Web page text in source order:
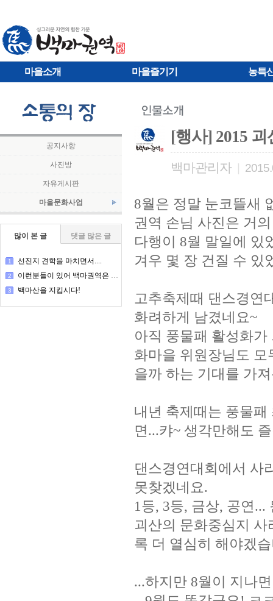
마을소개 마을즐기기 농특
공지사항
사진방
자유게시판
마을문화사업
많이 본 글 댓글 많은 글
1 선진지 견학을 마치면서....
2 이런분들이 있어 백마권역은 돌아간다
3 백마산을 지킵시다!
[행사] 2015
백마관리자
8월은 정말 눈코뜰새
권역 손님 사진은 거
다행이 8월 말일에 있
겨우 몇 장 건질 수 있
고추축제때 댄스경연
화려하게 남겼네요~
아직 풍물패 활성화
화마을 위원장님도
을까 하는 기대를 가
내년 축제때는 풍물패
면...캬~ 생각만해도
댄스경연대회에서 사
못찾겠네요.
1등, 3등, 금상, 공연
괴산의 문화중심지
록 더 열심히 해야겠
...하지만 8월이 지나